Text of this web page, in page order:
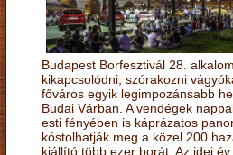
Budapest Borfesztivál 28.
kikapcsolódni, szórakozni
főváros egyik legimpozánsabb
Budai Várban. A vendégek
esti fényében is káprázatos
kóstolhatják meg a közel 200
kiállító több ezer borát. Az idei